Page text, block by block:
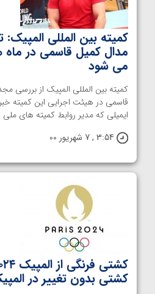
کمیته بین المللی
مدال کمیل قاسمی در
می شود
کمیته بین المللی المپیک از
قاسمی در هیئت اجرایی این کمیته
ایمیلی که مدیر روابط کمیته های
3:54 , 7 شهریور 00
کشتی بدون تغییر در